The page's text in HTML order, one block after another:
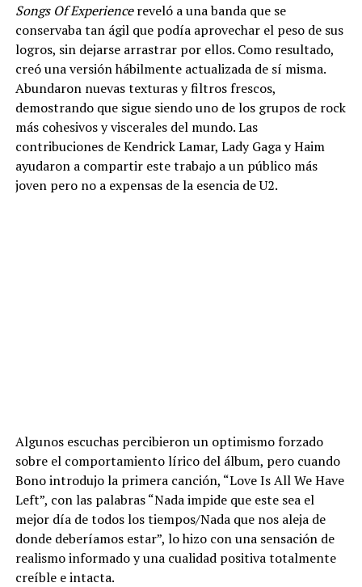
Songs Of Experiencereveló a una banda que se
conservaba tan ágil que podía aprovechar el peso de sus
logros, sin dejarse arrastrar por ellos. Como resultado,
creó una versión hábilmente actualizada de sí misma.
Abundaron nuevas texturas y filtros frescos,
demostrando que sigue siendo uno de los grupos de rock
más cohesivos y viscerales del mundo. Las
contribuciones de Kendrick Lamar, Lady Gaga y Haim
ayudaron a compartir este trabajo a un público más
joven pero no a expensas de la esencia de U2.
Algunos escuchas percibieron un optimismo forzado
sobre el comportamiento lírico del álbum, pero cuando
Bono introdujo la primera canción, “Love Is All We Have
Left”, con las palabras “Nada impide que este sea el
mejor día de todos los tiempos/Nada que nos aleja de
donde deberíamos estar”, lo hizo con una sensación de
realismo informado y una cualidad positiva totalmente
creíble e intacta.